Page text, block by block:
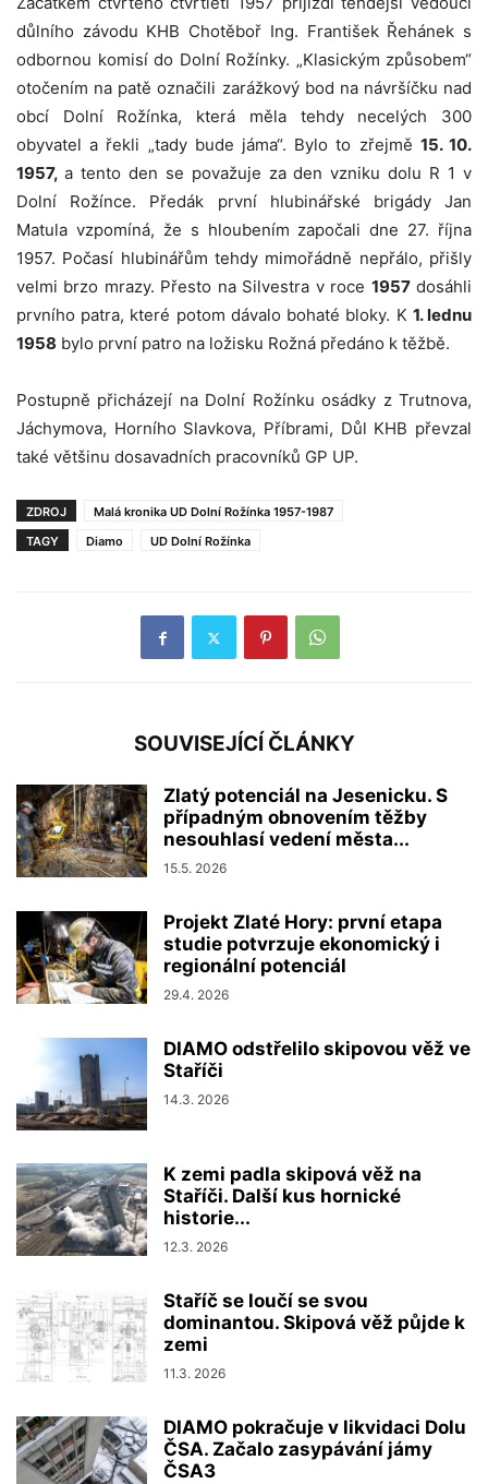
důlního závodu KHB Chotěboř Ing. František Řehánek s
odbornou komisí do Dolní Rožínky. „Klasickým způsobem“
otočením na patě označili zarážkový bod na návršíčku nad
obcí Dolní Rožínka, která měla tehdy necelých 300
obyvatel a řekli „tady bude jáma“. Bylo to zřejmě 15. 10.
1957, a tento den se považuje za den vzniku dolu R 1 v
Dolní Rožínce. Předák první hlubinářské brigády Jan
Matula vzpomíná, že s hloubením započali dne 27. října
1957. Počasí hlubinářům tehdy mimořádně nepřálo, přišly
velmi brzo mrazy. Přesto na Silvestra v roce 1957dosáhli
prvního patra, které potom dávalo bohaté bloky. K 1. lednu
1958 bylo první patro na ložisku Rožná předáno k těžbě.
Postupně přicházejí na Dolní Rožínku osádky z Trutnova,
Jáchymova, Horního Slavkova, Příbrami, Důl KHB převzal
také většinu dosavadních pracovníků GP UP.
ZDROJ
Malá kronika UD Dolní Rožínka 1957-1987
TAGY
Diamo UD Dolní Rožínka
SOUVISEJÍCÍ ČLÁNKY
Zlatý potenciál na Jesenicku. S
případným obnovením těžby
nesouhlasí vedení města...
15.5. 2026
Projekt Zlaté Hory: první etapa
studie potvrzuje ekonomický i
regionální potenciál
29.4. 2026
DIAMO odstřelilo skipovou věž ve
Staříči
14.3. 2026
K zemi padla skipová věž na
Staříči. Další kus hornické
historie...
12.3. 2026
Staříč se loučí se svou
dominantou. Skipová věž půjde k
zemi
11.3. 2026
DIAMO pokračuje v likvidaci Dolu
ČSA. Začalo zasypávání jámy
ČSA3